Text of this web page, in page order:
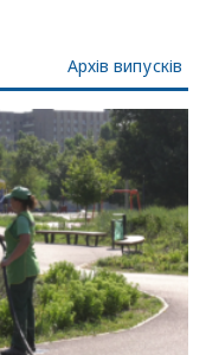
Архів випусків